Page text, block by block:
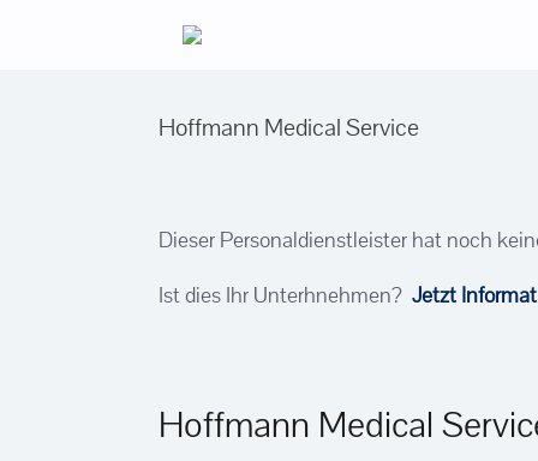
Hoffmann Medical Service
Dieser Personaldienstleister hat noch
Ist dies Ihr Unterhnehmen? Jetzt
Hoffmann Medical